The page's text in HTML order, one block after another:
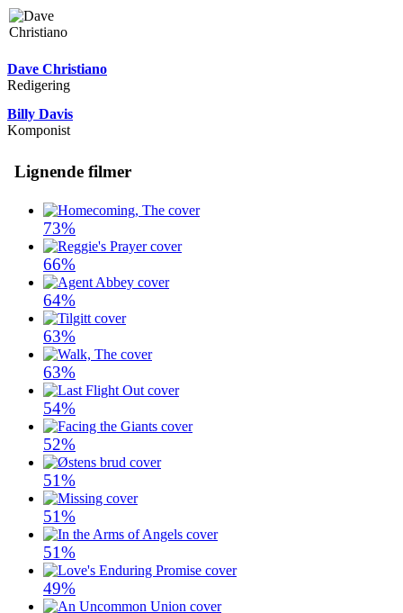
Dave Christiano
Redigering
Billy Davis
Komponist
Lignende filmer
73%
66%
64%
63%
63%
54%
52%
51%
51%
51%
49%